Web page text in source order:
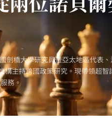
劍橋大學研究員暨亞太地區代表
主持跨國政策研究。現帶領超
務。